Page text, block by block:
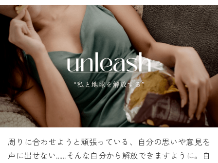
周りに合わせようと頑張っている、自分の思いや意見を
声に出せない……そんな自分から解放できますように。自